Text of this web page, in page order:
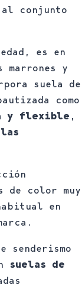
conjunto
es en
marrones y
suela de
como
y flexible ,
las
de color muy
en
senderismo
suelas de